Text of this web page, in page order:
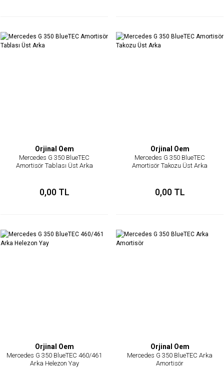
Orjinal Oem
Mercedes G 350 BlueTEC
Amortisör Tablası Üst Arka
0,00 TL
Orjinal Oem
Mercedes G 350 BlueTEC
Amortisör Takozu Üst Arka
0,00 TL
Orjinal Oem
Mercedes G 350 BlueTEC 460/461
Arka Helezon Yay
Orjinal Oem
Mercedes G 350 BlueTEC Arka
Amortisör